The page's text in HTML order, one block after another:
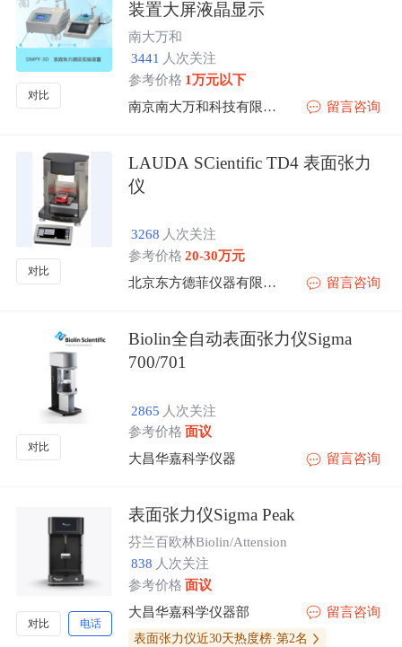
对比
装置大屏液晶显示
南大万和
3441 人次关注
参考价格 1万元以下
南京南大万和科技有限公司
留言咨询
对比
LAUDA SCientific TD4 表面张力
仪
3268 人次关注
参考价格 20-30万元
北京东方德菲仪器有限公司
留言咨询
对比
Biolin全自动表面张力仪Sigma
700/701
2865 人次关注
参考价格 面议
大昌华嘉科学仪器
留言咨询
对比 电话
表面张力仪Sigma Peak
芬兰百欧林Biolin/Attension
838 人次关注
参考价格 面议
大昌华嘉科学仪器部
留言咨询
表面张力仪近30天热度榜·第2名